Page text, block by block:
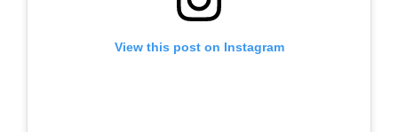
View this post on Instagram